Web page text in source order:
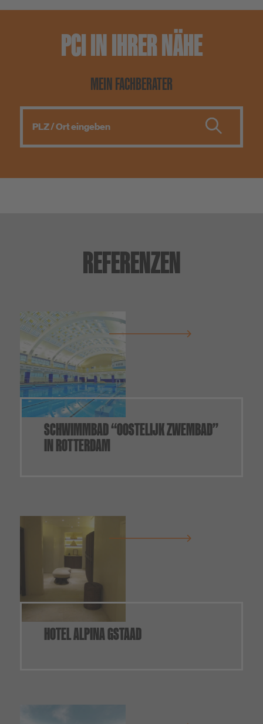
PCI IN IHRER NÄHE
MEIN FACHBERATER
REFERENZEN
SCHWIMMBAD “OOSTELIJK ZWEMBAD”
IN ROTTERDAM
HOTEL ALPINA GSTAAD